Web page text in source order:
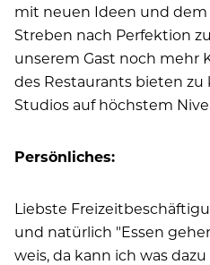
mit neuen Ideen und dem
Streben nach Perfektion
unserem Gast noch mehr
des Restaurants bieten
Studios auf höchstem
Persönliches:
Liebste
und natürlich "Essen
weis, da kann ich was